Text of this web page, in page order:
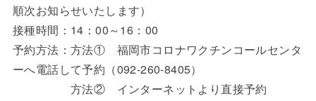
順次お知らせいたします）
接種時間：14：00～16：00
予約方法：方法① 福岡市コロナワクチンコールセンタ
ーへ電話して予約（092-260-8405）
方法② インターネットより直接予約